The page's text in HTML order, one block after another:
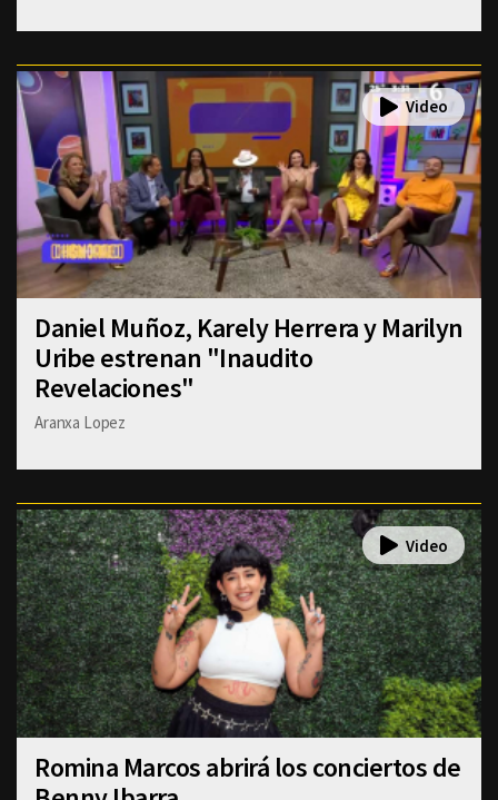
Daniel Muñoz, Karely Herrera y Marilyn
Uribe estrenan "Inaudito
Revelaciones"
Aranxa Lopez
Romina Marcos abrirá los conciertos de